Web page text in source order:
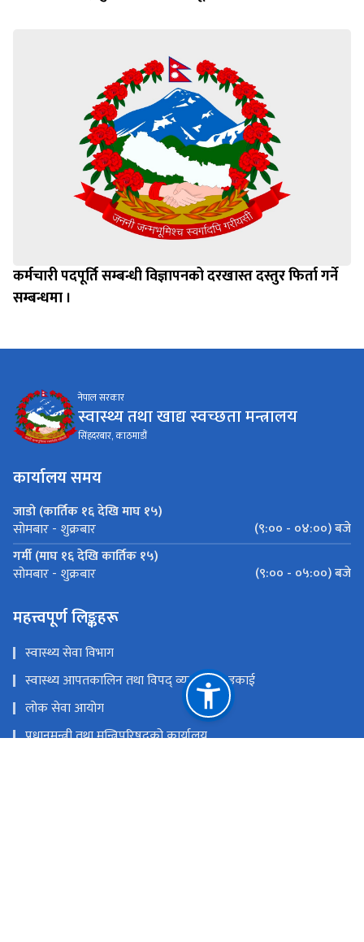
कर्मचारी पदपूर्ति सम्बन्धी विज्ञापनको दरखास्त दस्तुर फिर्ता गर्ने
सम्बन्धमा ।
नेपाल सरकार
स्वास्थ्य तथा खाद्य स्वच्छता मन्त्रालय
सिंहदरबार, काठमाडौं
कार्यालय समय
जाडो (कार्तिक १६ देखि माघ १५)
सोमबार - शुक्रबार
(९:०० - ०४:००) बजे
गर्मी (माघ १६ देखि कार्तिक १५)
सोमबार - शुक्रबार (९:०० - ०५:००) बजे
महत्त्वपूर्ण लिङ्कहरू
स्वास्थ्य सेवा विभाग
स्वास्थ्य आपतकालिन तथा विपद् व्यवस्थापन इकाई
लोक सेवा आयोग
प्रधानमन्त्री तथा मन्त्रिपरिषद्‍को कार्यालय